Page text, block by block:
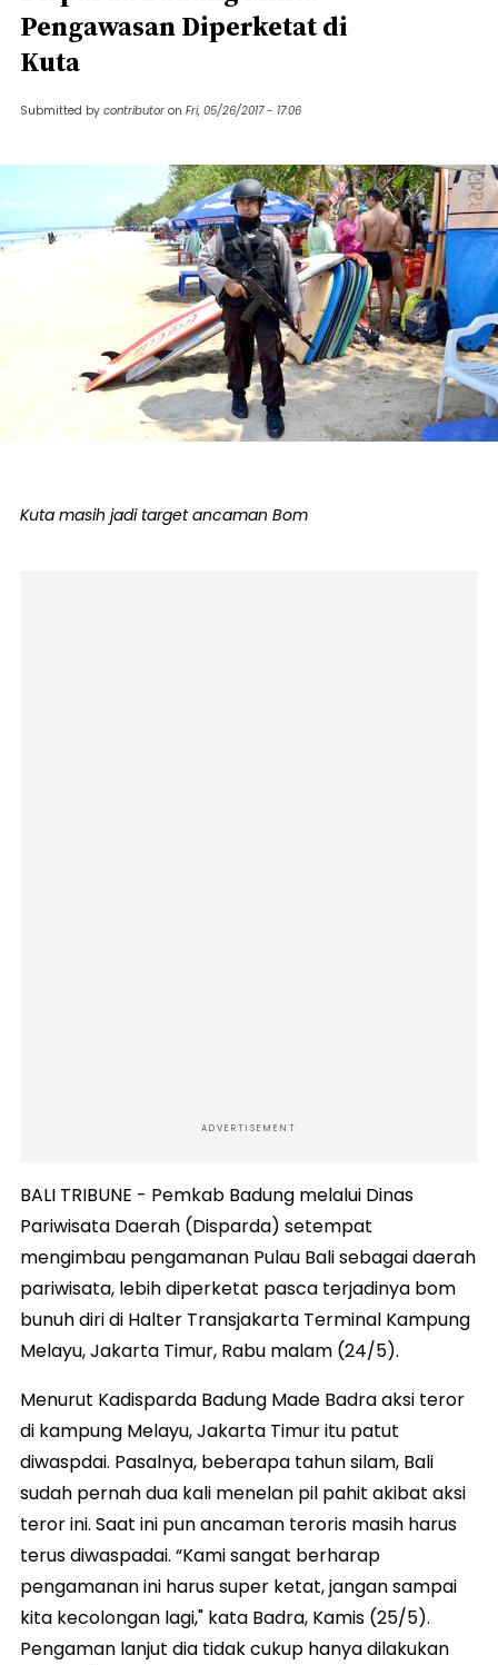
Pengawasan Diperketat di
Kuta
Submitted by contributor on Fri, 05/26/2017 - 17:06
Kuta masih jadi target ancaman Bom
ADVERTISEMENT
BALI TRIBUNE - Pemkab Badung melalui Dinas
Pariwisata Daerah (Disparda) setempat
mengimbau pengamanan Pulau Bali sebagai daerah
pariwisata, lebih diperketat pasca terjadinya bom
bunuh diri di Halter Transjakarta Terminal Kampung
Melayu, Jakarta Timur, Rabu malam (24/5).
Menurut Kadisparda Badung Made Badra aksi teror
di kampung Melayu, Jakarta Timur itu patut
diwaspdai. Pasalnya, beberapa tahun silam, Bali
sudah pernah dua kali menelan pil pahit akibat aksi
teror ini. Saat ini pun ancaman teroris masih harus
terus diwaspadai. “Kami sangat berharap
pengamanan ini harus super ketat, jangan sampai
kita kecolongan lagi," kata Badra, Kamis (25/5).
Pengaman lanjut dia tidak cukup hanya dilakukan